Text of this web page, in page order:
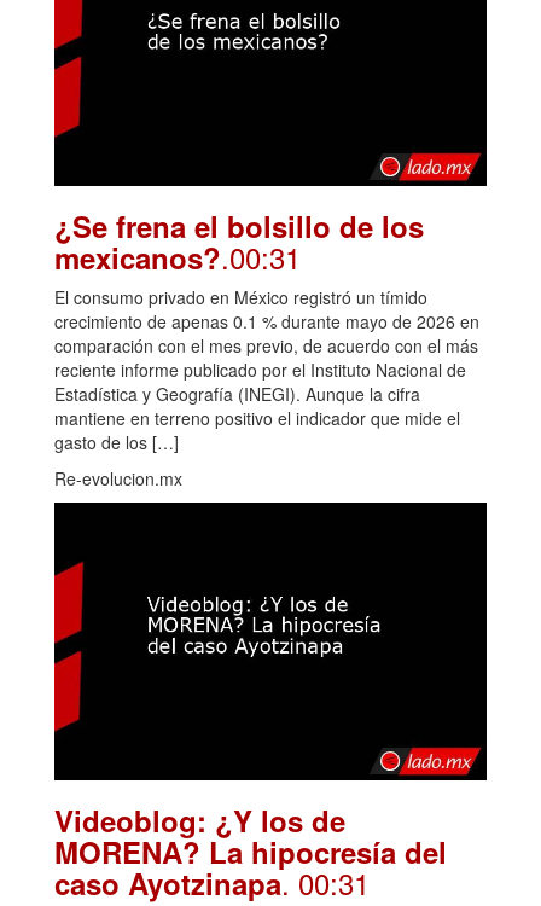
¿Se frena el bolsillo de los
mexicanos?.00:31
El consumo privado en México registró un tímido
crecimiento de apenas 0.1 % durante mayo de 2026 en
comparación con el mes previo, de acuerdo con el más
reciente informe publicado por el Instituto Nacional de
Estadística y Geografía (INEGI). Aunque la cifra
mantiene en terreno positivo el indicador que mide el
gasto de los […]
Re-evolucion.mx
Videoblog: ¿Y los de
MORENA? La hipocresía del
caso Ayotzinapa. 00:31